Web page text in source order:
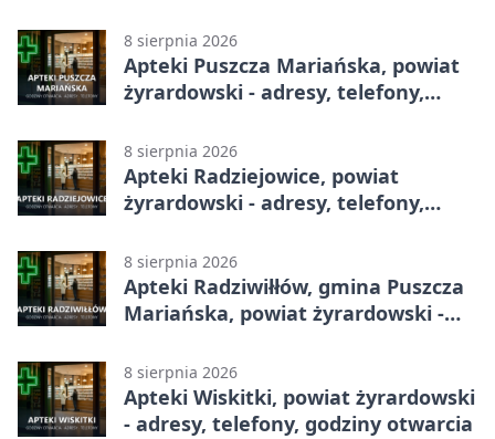
8 sierpnia 2026
Apteki Puszcza Mariańska, powiat
żyrardowski - adresy, telefony,
8 sierpnia 2026
Apteki Radziejowice, powiat
żyrardowski - adresy, telefony,
8 sierpnia 2026
Apteki Radziwiłłów, gmina Puszcza
Mariańska, powiat żyrardowski -
8 sierpnia 2026
Apteki Wiskitki, powiat żyrardowski
- adresy, telefony, godziny otwarcia